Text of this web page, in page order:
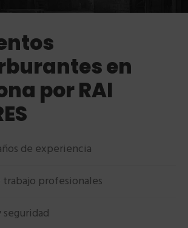
en
por RAI
de experiencia
trabajo profesionales
seguridad